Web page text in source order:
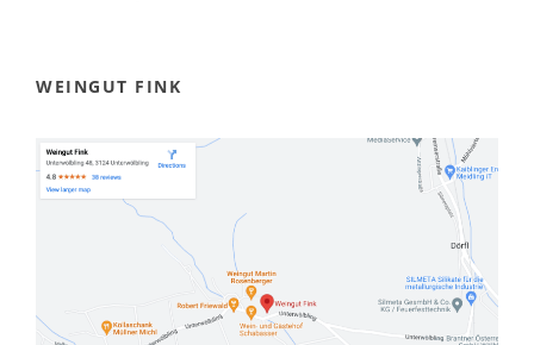
WEINGUT FINK